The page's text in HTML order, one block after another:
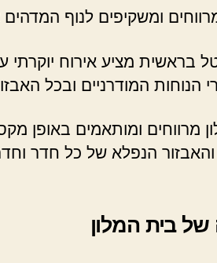
ומשקיפים לנוף המדהים
בראשית מציע אירוח
הנוחות המודרניים ובכל
מרווחים ומותאמים באופן
והאבזור הנפלא של כל חדר
של בית המלון